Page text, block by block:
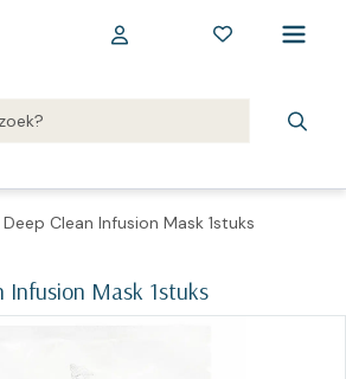
Clean Infusion Mask 1stuks
Infusion Mask 1stuks